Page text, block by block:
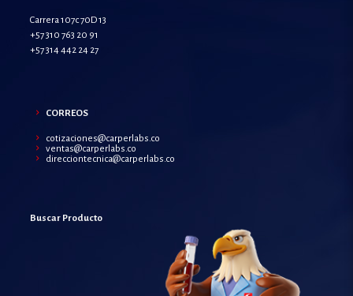
Carrera 107c 70D 13
+57 310 763 20 91
+57 314 442 24 27
CORREOS
cotizaciones@carperlabs.co
ventas@carperlabs.co
direcciontecnica@carperlabs.co
Buscar Producto